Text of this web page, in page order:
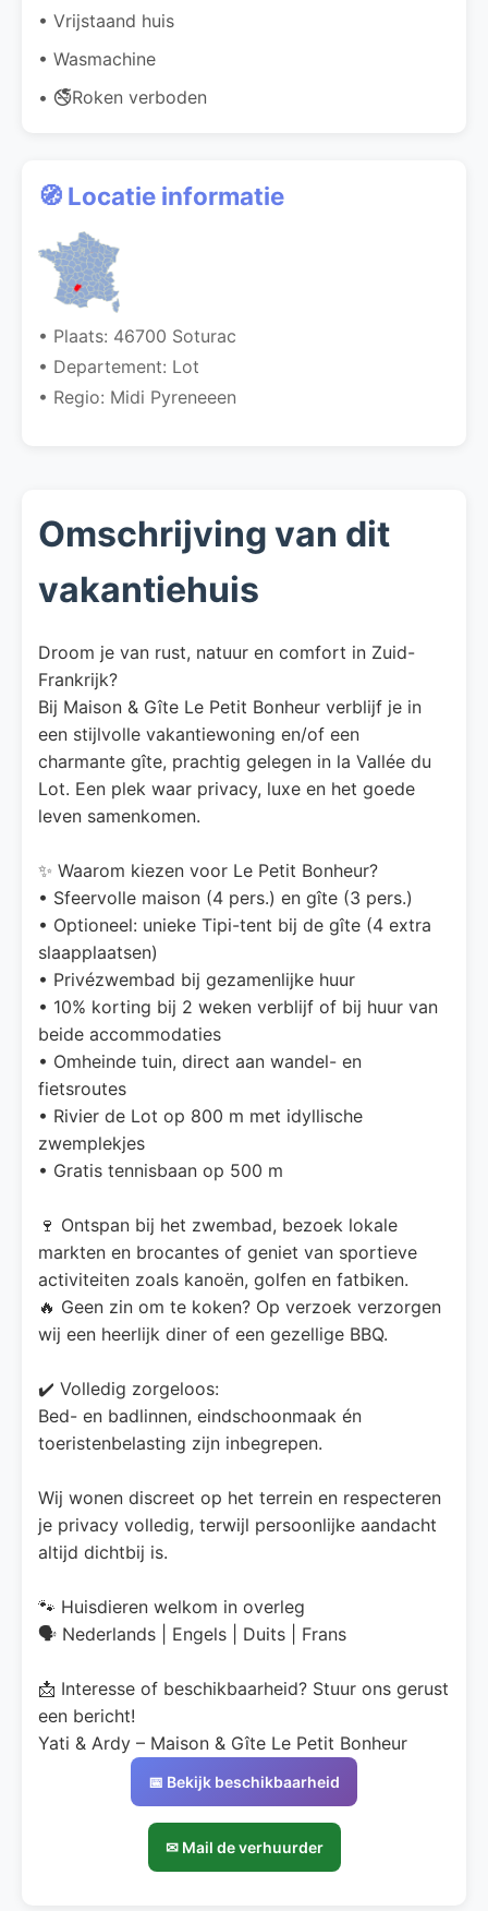
• Vrijstaand huis
• Wasmachine
• 🚭Roken verboden
🧭 Locatie informatie
• Plaats: 46700 Soturac
• Departement: Lot
• Regio: Midi Pyreneeen
Omschrijving van dit
vakantiehuis
Droom je van rust, natuur en comfort in Zuid-
Frankrijk?
Bij Maison & Gîte Le Petit Bonheur verblijf je in
een stijlvolle vakantiewoning en/of een
charmante gîte, prachtig gelegen in la Vallée du
Lot. Een plek waar privacy, luxe en het goede
leven samenkomen.
✨ Waarom kiezen voor Le Petit Bonheur?
• Sfeervolle maison (4 pers.) en gîte (3 pers.)
• Optioneel: unieke Tipi-tent bij de gîte (4 extra
slaapplaatsen)
• Privézwembad bij gezamenlijke huur
• 10% korting bij 2 weken verblijf of bij huur van
beide accommodaties
• Omheinde tuin, direct aan wandel- en
fietsroutes
• Rivier de Lot op 800 m met idyllische
zwemplekjes
• Gratis tennisbaan op 500 m
🍷 Ontspan bij het zwembad, bezoek lokale
markten en brocantes of geniet van sportieve
activiteiten zoals kanoën, golfen en fatbiken.
🔥 Geen zin om te koken? Op verzoek verzorgen
wij een heerlijk diner of een gezellige BBQ.
✔️ Volledig zorgeloos:
Bed- en badlinnen, eindschoonmaak én
toeristenbelasting zijn inbegrepen.
Wij wonen discreet op het terrein en respecteren
je privacy volledig, terwijl persoonlijke aandacht
altijd dichtbij is.
🐾 Huisdieren welkom in overleg
🗣️ Nederlands | Engels | Duits | Frans
📩 Interesse of beschikbaarheid? Stuur ons gerust
een bericht!
Yati & Ardy – Maison & Gîte Le Petit Bonheur
📅 Bekijk beschikbaarheid
✉ Mail de verhuurder